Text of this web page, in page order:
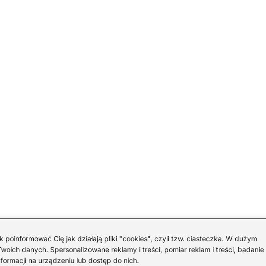
poinformować Cię jak działają pliki "cookies", czyli tzw. ciasteczka. W dużym
danych. Spersonalizowane reklamy i treści, pomiar reklam i treści, badanie
na urządzeniu lub dostęp do nich.